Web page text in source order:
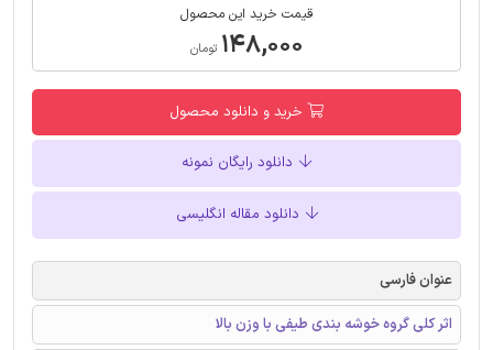
قیمت خرید این محصول
۱۴۸,۰۰۰ تومان
خرید و دانلود محصول
دانلود رایگان نمونه
دانلود مقاله انگلیسی
عنوان فارسی
اثر کلی گروه خوشه بندی طیفی با وزن بالا